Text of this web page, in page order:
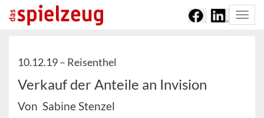
10.12.19 – Reisenthel
Verkauf der Anteile an Invision
Von Sabine Stenzel